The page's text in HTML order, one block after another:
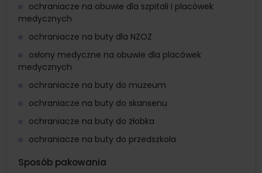
ochraniacze na obuwie dla szpitali i placówek
medycznych
ochraniacze na buty dla NZOZ
osłony medyczne na obuwie dla placówek
medycznych
ochraniacze na buty do muzeum
ochraniacze na buty do skansenu
ochraniacze na buty do żłobka
ochraniacze na buty do przedszkola
Sposób pakowania